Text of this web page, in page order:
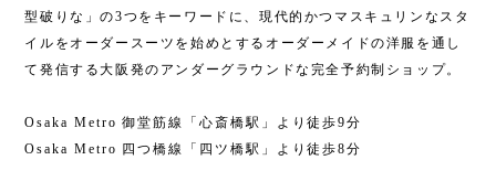
型破りな」の3つをキーワードに、現代的かつマスキュリンなスタ
イルをオーダースーツを始めとするオーダーメイドの洋服を通し
て発信する大阪発のアンダーグラウンドな完全予約制ショップ。
Osaka Metro 御堂筋線「心斎橋駅」より徒歩9分
Osaka Metro 四つ橋線「四ツ橋駅」より徒歩8分